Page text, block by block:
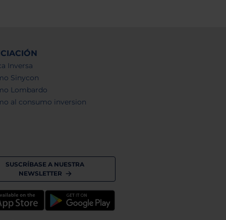
Inversa
Sinycon
Lombardo
al consumo inversion
SUSCRÍBASE A NUESTRA
NEWSLETTER